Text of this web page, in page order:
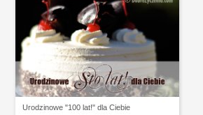
Urodzinowe "100 lat!" dla Ciebie